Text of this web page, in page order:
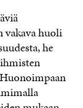
vakava huoli
he